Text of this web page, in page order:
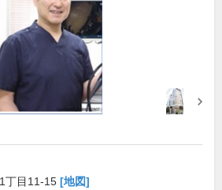
丁目11-15 [地図]